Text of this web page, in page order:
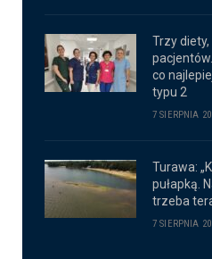
Trzy diety,
co
typu 2
7 SIERPNIA
Turawa:
pułapką.
trzeba
7 SIERPNIA